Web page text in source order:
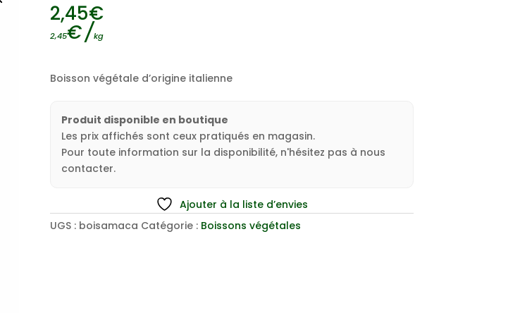
2,45€
2,45€/kg
Boisson végétale d’origine italienne
Produit disponible en boutique
Les prix affichés sont ceux pratiqués en magasin.
Pour toute information sur la disponibilité, n'hésitez pas à nous
contacter.
Ajouter à la liste d’envies
UGS : boisamaca Catégorie : Boissons végétales